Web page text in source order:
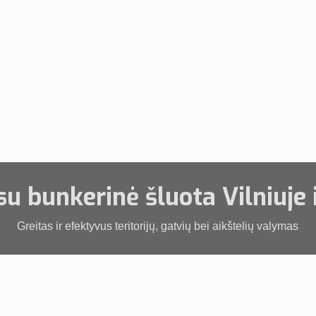
bunkerinė šluota
Greitas ir efektyvus teritorijų, gatvių bei aikštelių valymas